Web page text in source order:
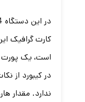
در کیبورد از